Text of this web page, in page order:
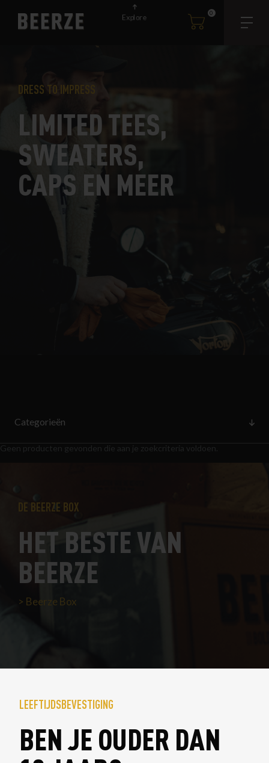
Explore 0
DRESS TO IMPRESS
LIMITED TEES,
SWEATERS,
CAPS EN MEER
Categorieën
Geen producten gevonden die aan je zoekcriteria voldoen.
DE BEERZE BOX
HET BESTE VAN
BEERZE
Beerze Box
LEEFTIJDSBEVESTIGING
BEN JE OUDER DAN